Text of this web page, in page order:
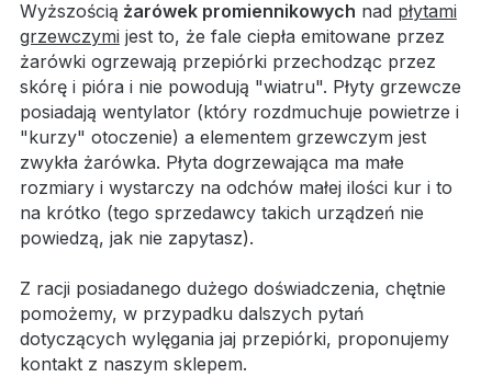
Wyższością żarówek promiennikowych nad płytami
grzewczymi jest to, że fale ciepła emitowane przez
żarówki ogrzewają przepiórki przechodząc przez
skórę i pióra i nie powodują "wiatru". Płyty grzewcze
posiadają wentylator (który rozdmuchuje powietrze i
"kurzy" otoczenie) a elementem grzewczym jest
zwykła żarówka. Płyta dogrzewająca ma małe
rozmiary i wystarczy na odchów małej ilości kur i to
na krótko (tego sprzedawcy takich urządzeń nie
powiedzą, jak nie zapytasz).
Z racji posiadanego dużego doświadczenia, chętnie
pomożemy, w przypadku dalszych pytań
dotyczących wylęgania jaj przepiórki, proponujemy
kontakt z naszym sklepem.